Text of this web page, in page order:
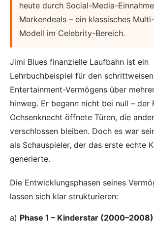
heute durch Social-Media-
Markendeals – ein klassisches
Modell im Celebrity-Bereich.
Jimi Blues finanzielle Laufbahn ist ein
Lehrbuchbeispiel für den
Entertainment-Vermögens über
hinweg. Er begann nicht bei null – der
Ochsenknecht öffnete Türen, die
verschlossen bleiben. Doch es war
als Schauspieler, der das erste echte
generierte.
Die Entwicklungsphasen seines
lassen sich klar strukturieren:
a) Phase 1 – Kinderstar